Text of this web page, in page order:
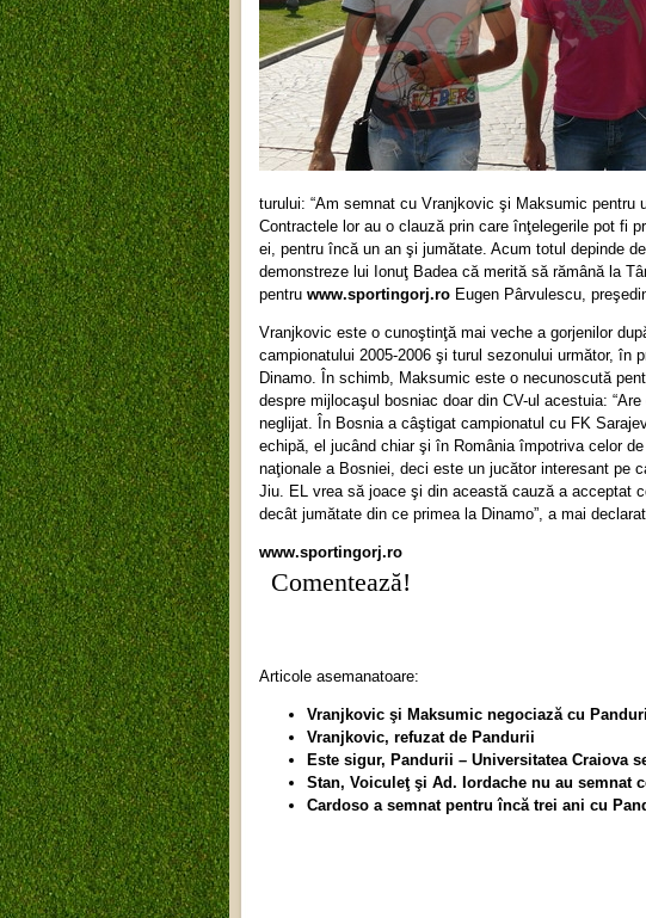
turului: “Am semnat cu Vranjkovic şi Maksumic pentru
Contractele lor au o clauză prin care înţelegerile pot fi
ei, pentru încă un an şi jumătate. Acum totul depinde
demonstreze lui Ionuţ Badea că merită să rămână la
pentru www.sportingorj.ro Eugen Pârvulescu,
Vranjkovic este o cunoştinţă mai veche a gorjenilor
campionatului 2005-2006 şi turul sezonului următor, în
Dinamo. În schimb, Maksumic este o necunoscută
despre mijlocaşul bosniac doar din CV-ul acestuia:
neglijat. În Bosnia a câştigat campionatul cu FK
echipă, el jucând chiar şi în România împotriva celor
naţionale a Bosniei, deci este un jucător interesant pe
Jiu. EL vrea să joace şi din această cauză a acceptat
decât jumătate din ce primea la Dinamo”, a mai
www.sportingorj.ro
Comentează!
Articole asemanatoare:
Vranjkovic şi Maksumic negociază cu
Vranjkovic, refuzat de Pandurii
Este sigur, Pandurii – Universitatea Craiova
Stan, Voiculeţ şi Ad. Iordache nu au semnat
Cardoso a semnat pentru încă trei ani cu